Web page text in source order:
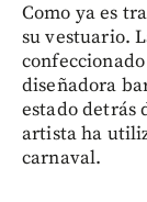
Como ya es
su vestuario.
diseñadora
estado detrás
artista ha
carnaval.